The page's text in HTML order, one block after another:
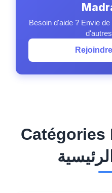
Besoin d'aide ? Envie
Catégories